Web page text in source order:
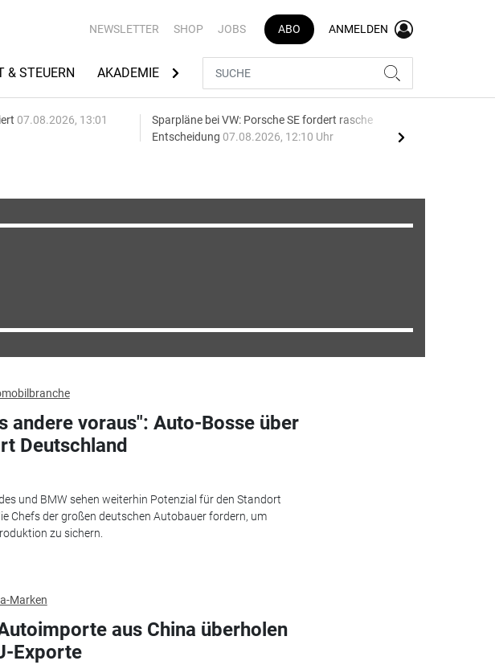
NEWSLETTER SHOP JOBS ABO ANMELDEN
& STEUERN AKADEMIE AUTOMARKEN
07.08.2026, 13:01
Sparpläne bei VW: Porsche SE fordert rasche
Entscheidung 07.08.2026, 12:10 Uhr
andere voraus": Auto-Bosse über
Deutschland
und BMW sehen weiterhin Potenzial für den Standort
Chefs der großen deutschen Autobauer fordern, um
zu sichern.
Marken
aus China überholen
Exporte